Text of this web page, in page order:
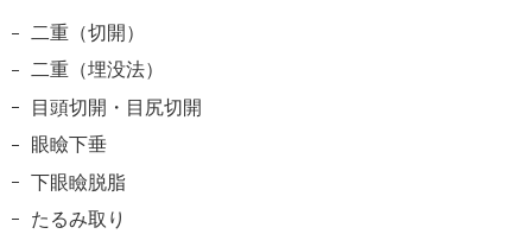
二重（切開）
二重（埋没法）
目頭切開・目尻切開
眼瞼下垂
下眼瞼脱脂
たるみ取り